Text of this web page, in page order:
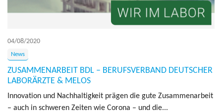
04/08/2020
News
ZUSAMMENARBEIT BDL – BERUFSVERBAND DEUTSCHER
LABORÄRZTE & MELOS
Inno­va­tion und Nach­hal­tig­keit prägen die gute Zusam­me­nar­beit
– auch in schwe­ren Zei­ten wie Corona – und die...